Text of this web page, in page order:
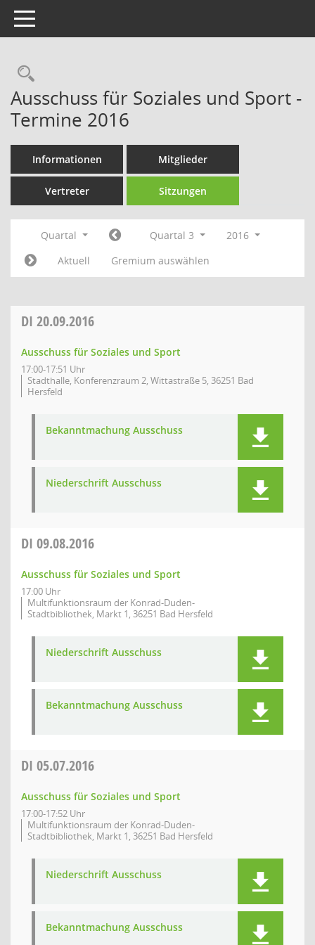
Toggle navigation
Rechercheauswahl
Ausschuss für Soziales und Sport -
Termine 2016
Informationen Mitglieder
Vertreter Sitzungen
Quartal Quartal 3
2016
Aktuell
Gremium auswählen
DI 20.09.2016
Ausschuss für Soziales und Sport
17:00-17:51 Uhr
Stadthalle, Konferenzraum 2, Wittastraße 5, 36251 Bad
Hersfeld
Bekanntmachung Ausschuss
Niederschrift Ausschuss
DI 09.08.2016
Ausschuss für Soziales und Sport
17:00 Uhr
Multifunktionsraum der Konrad-Duden-
Stadtbibliothek, Markt 1, 36251 Bad Hersfeld
Niederschrift Ausschuss
Bekanntmachung Ausschuss
DI 05.07.2016
Ausschuss für Soziales und Sport
17:00-17:52 Uhr
Multifunktionsraum der Konrad-Duden-
Stadtbibliothek, Markt 1, 36251 Bad Hersfeld
Niederschrift Ausschuss
Bekanntmachung Ausschuss